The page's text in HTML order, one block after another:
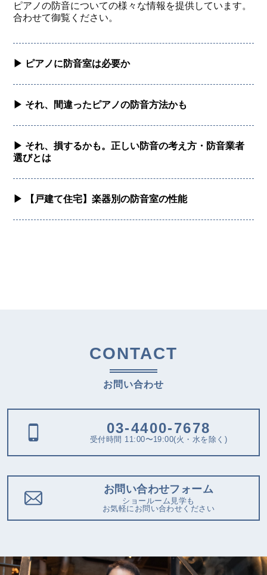
ピアノの防音についての様々な情報を提供しています。
合わせて御覧ください。
▶︎ ピアノに防音室は必要か
▶︎ それ、間違ったピアノの防音方法かも
▶︎ それ、損するかも。正しい防音の考え方・防音業者
選びとは
▶︎ 【戸建て住宅】楽器別の防音室の性能
CONTACT
お問い合わせ
03-4400-7678
受付時間 11:00〜19:00(火・水を除く)
お問い合わせフォーム
ショールーム見学も
お気軽にお問い合わせください